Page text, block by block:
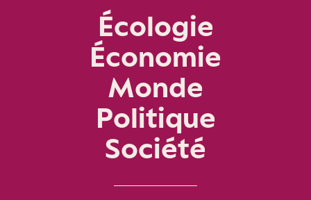
Écologie
Économie
Monde
Politique
Société